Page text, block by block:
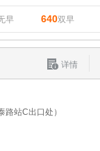
早 640双早
详情
站C出口处）